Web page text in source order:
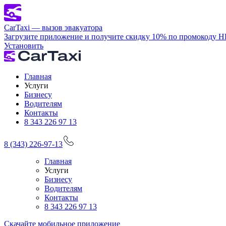
CarTaxi — вызов эвакуатора
Загрузите приложение и получите скидку 10% по промокоду
Установить
Главная
Услуги
Бизнесу
Водителям
Контакты
8 343 226 97 13
8 (343) 226-97-13
Главная
Услуги
Бизнесу
Водителям
Контакты
8 343 226 97 13
Скачайте мобильное приложение